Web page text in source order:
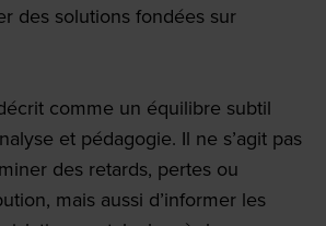
des solutions fondées sur
comme un équilibre subtil
et pédagogie. Il ne s’agit pas
des retards, pertes ou
mais aussi d’informer les